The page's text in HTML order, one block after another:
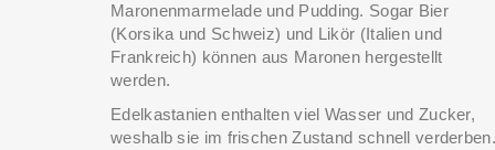
Maronenmarmelade und Pudding. Sogar Bier
(Korsika und Schweiz) und Likör (Italien und
Frankreich) können aus Maronen hergestellt
werden.
Edelkastanien enthalten viel Wasser und Zucker,
weshalb sie im frischen Zustand schnell verderben.